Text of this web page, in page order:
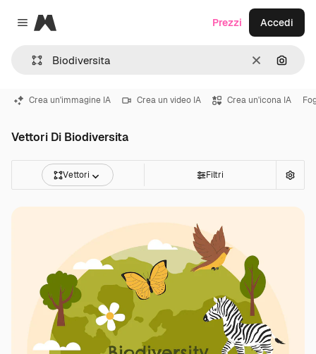
Close menu
Magnific
CancellaCerca
Prezzi Accedi
Crea un'immagine IA Crea un video IA Crea un'icona IA
Vettori Di Biodiversita
Vettori Filtri